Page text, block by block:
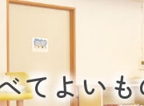
てよい